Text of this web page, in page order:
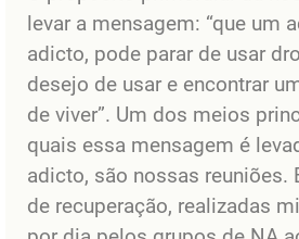
levar a mensagem: “que um
adicto, pode parar de usar
desejo de usar e encontrar
de viver”. Um dos meios
quais essa mensagem é
adicto, são nossas reuniões.
de recuperação, realizadas